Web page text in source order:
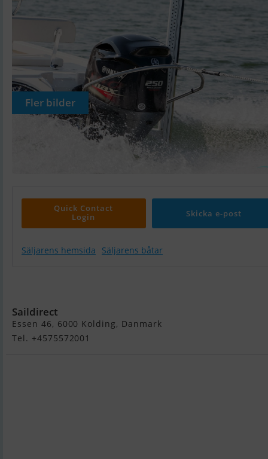
Fler bilder
Quick Contact
Login
Skicka e-post
Säljarens hemsida Säljarens båtar
Saildirect
Essen 46, 6000 Kolding, Danmark
Tel. +4575572001